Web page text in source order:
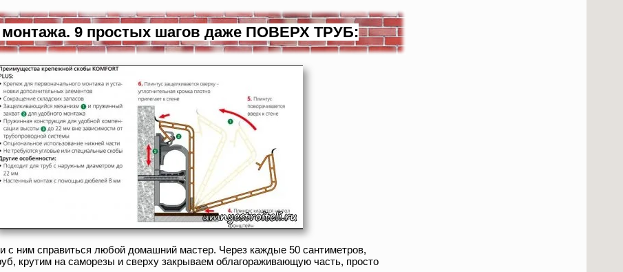
9 простых шагов даже ПОВЕРХ ТРУБ:
с ним справиться любой домашний мастер. Через каждые 50 сантиметров,
крутим на саморезы и сверху закрываем облагораживающую часть, просто